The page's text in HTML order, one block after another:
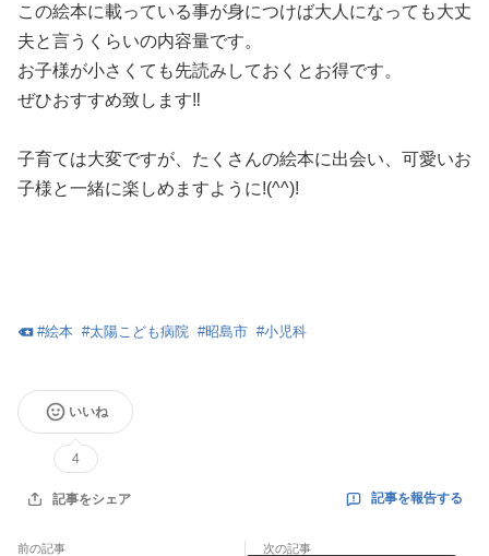
この絵本に載っている事が身につけば大人になっても大丈
夫と言うくらいの内容量です。
お子様が小さくても先読みしておくとお得です。
ぜひおすすめ致します‼
子育ては大変ですが、たくさんの絵本に出会い、可愛いお
子様と一緒に楽しめますように!(^^)!
#絵本 #太陽こども病院 #昭島市 #小児科
いいね
4
記事をシェア 記事を報告する
前の記事 次の記事